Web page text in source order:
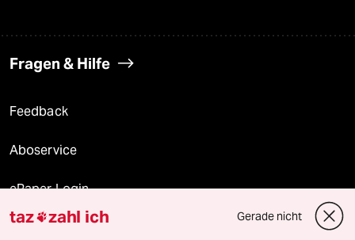
Fragen & Hilfe
Feedback
Aboservice
ePaper Login
Downloads für Abonnierende
taz zahl ich Gerade nicht